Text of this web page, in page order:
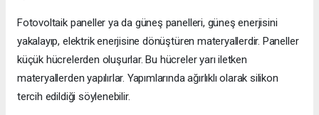
Fotovoltaik paneller ya da güneş panelleri, güneş enerjisini
yakalayıp, elektrik enerjisine dönüştüren materyallerdir. Paneller
küçük hücrelerden oluşurlar. Bu hücreler yarı iletken
materyallerden yapılırlar. Yapımlarında ağırlıklı olarak silikon
tercih edildiği söylenebilir.